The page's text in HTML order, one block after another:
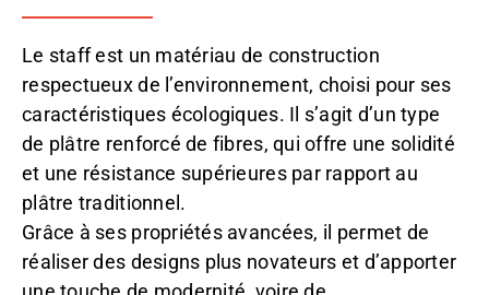
Le staff est un matériau de construction
respectueux de l’environnement, choisi pour ses
caractéristiques écologiques. Il s’agit d’un type
de plâtre renforcé de fibres, qui offre une solidité
et une résistance supérieures par rapport au
plâtre traditionnel.
Grâce à ses propriétés avancées, il permet de
réaliser des designs plus novateurs et d’apporter